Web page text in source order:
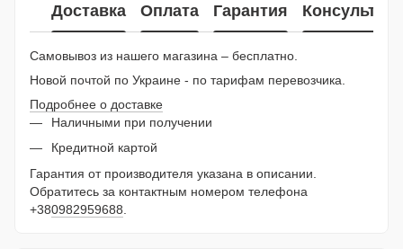
Доставка Оплата Гарантия
Самовывоз из нашего магазина – бесплатно.
Новой почтой по Украине - по тарифам перевозчика.
Подробнее о доставке
Наличными при получении
Кредитной картой
Гарантия от производителя указана в описании.
Обратитесь за контактным номером телефона
+380982959688